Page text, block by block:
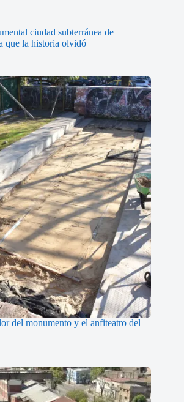
ciudad subterránea de
que la historia olvidó
del monumento y el anfiteatro del